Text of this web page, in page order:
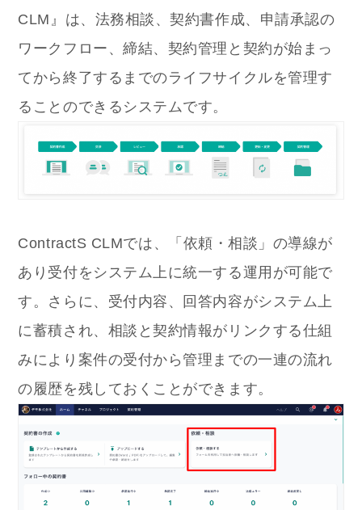
CLM』は、法務相談、契約書作成、申請承認の
ワークフロー、締結、契約管理と契約が始まっ
てから終了するまでのライフサイクルを管理す
ることのできるシステムです。
ContractS CLMでは、「依頼・相談」の導線が
あり受付をシステム上に統一する運用が可能で
す。さらに、受付内容、回答内容がシステム上
に蓄積され、相談と契約情報がリンクする仕組
みにより案件の受付から管理までの一連の流れ
の履歴を残しておくことができます。